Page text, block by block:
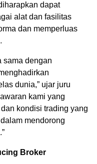
dapat
alat dan fasilitas
dan memperluas
sama dengan
dunia,” ujar juru
kami yang
kondisi trading yang
mendorong
Broker